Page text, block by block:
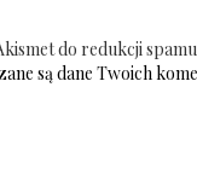
do redukcji
są dane Twoich